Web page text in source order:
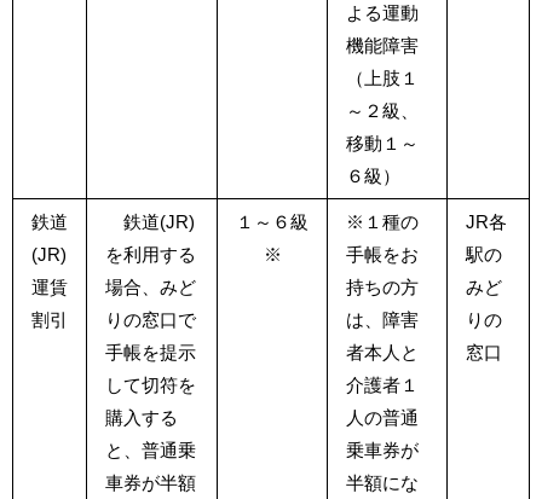
よる運動
機能障害
（上肢１
～２級、
移動１～
６級）
鉄道
(JR)
運賃
割引
鉄道(JR)
を利用する
場合、みど
りの窓口で
手帳を提示
して切符を
購入する
と、普通乗
車券が半額
１～６級
※
※１種の
手帳をお
持ちの方
は、障害
者本人と
介護者１
人の普通
乗車券が
半額にな
JR各
駅の
みど
りの
窓口